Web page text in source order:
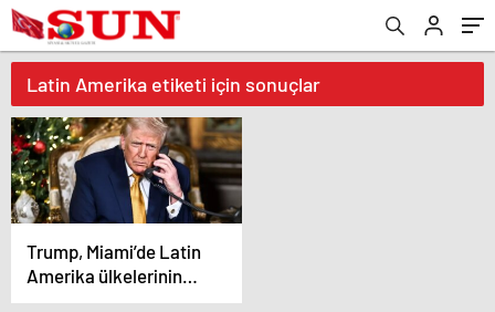
Latin Amerika etiketi için sonuçlar
Trump, Miami’de Latin
Amerika ülkelerinin
liderlerini ağırlayacak